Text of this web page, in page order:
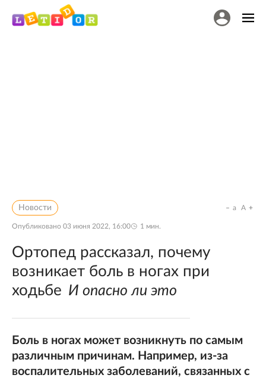
Новости
Опубликовано 03 июня 2022, 16:00 1 мин.
a A
Ортопед рассказал, почему
возникает боль в ногах при
ходьбе И опасно ли это
Боль в ногах может возникнуть по самым
различным причинам. Например, из-за
воспалительных заболеваний, связанных с